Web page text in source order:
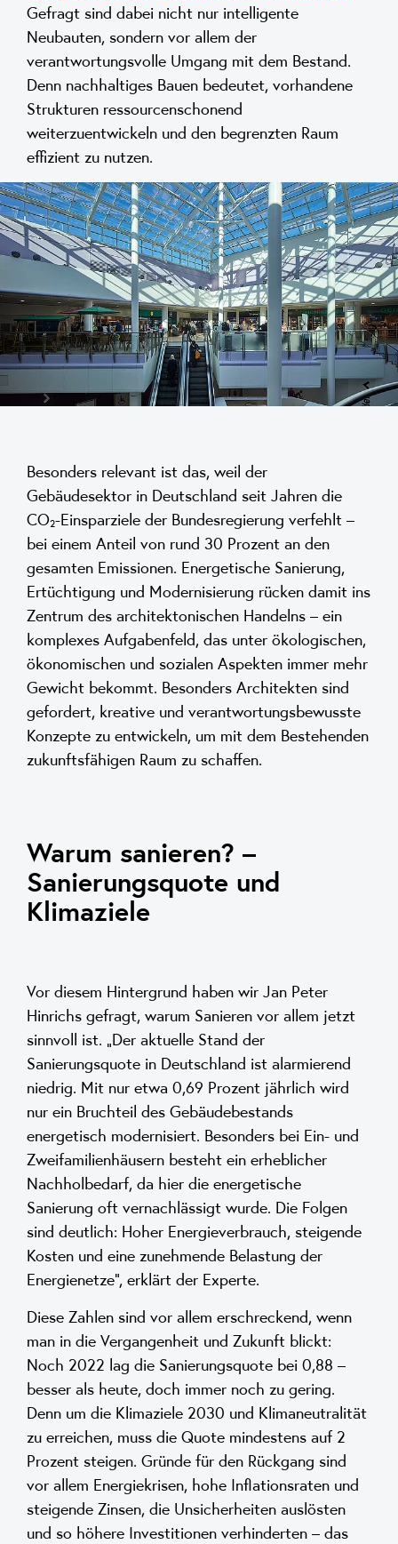
Gefragt sind dabei nicht nur intelligente
Neubauten, sondern vor allem der
verantwortungsvolle Umgang mit dem Bestand.
Denn nachhaltiges Bauen bedeutet, vorhandene
Strukturen ressourcenschonend
weiterzuentwickeln und den begrenzten Raum
effizient zu nutzen.
Besonders relevant ist das, weil der
Gebäudesektor in Deutschland seit Jahren die
CO₂-Einsparziele der Bundesregierung verfehlt –
bei einem Anteil von rund 30 Prozent an den
gesamten Emissionen. Energetische Sanierung,
Ertüchtigung und Modernisierung rücken damit ins
Zentrum des architektonischen Handelns – ein
komplexes Aufgabenfeld, das unter ökologischen,
ökonomischen und sozialen Aspekten immer mehr
Gewicht bekommt. Besonders Architekten sind
gefordert, kreative und verantwortungsbewusste
Konzepte zu entwickeln, um mit dem Bestehenden
zukunftsfähigen Raum zu schaffen.
Warum sanieren? –
Sanierungsquote und
Klimaziele
Vor diesem Hintergrund haben wir Jan Peter
Hinrichs gefragt, warum Sanieren vor allem jetzt
sinnvoll ist. „Der aktuelle Stand der
Sanierungsquote in Deutschland ist alarmierend
niedrig. Mit nur etwa 0,69 Prozent jährlich wird
nur ein Bruchteil des Gebäudebestands
energetisch modernisiert. Besonders bei Ein- und
Zweifamilienhäusern besteht ein erheblicher
Nachholbedarf, da hier die energetische
Sanierung oft vernachlässigt wurde. Die Folgen
sind deutlich: Hoher Energieverbrauch, steigende
Kosten und eine zunehmende Belastung der
Energienetze“, erklärt der Experte.
Diese Zahlen sind vor allem erschreckend, wenn
man in die Vergangenheit und Zukunft blickt:
Noch 2022 lag die Sanierungsquote bei 0,88 –
besser als heute, doch immer noch zu gering.
Denn um die Klimaziele 2030 und Klimaneutralität
zu erreichen, muss die Quote mindestens auf 2
Prozent steigen. Gründe für den Rückgang sind
vor allem Energiekrisen, hohe Inflationsraten und
steigende Zinsen, die Unsicherheiten auslösten
und so höhere Investitionen verhinderten – das